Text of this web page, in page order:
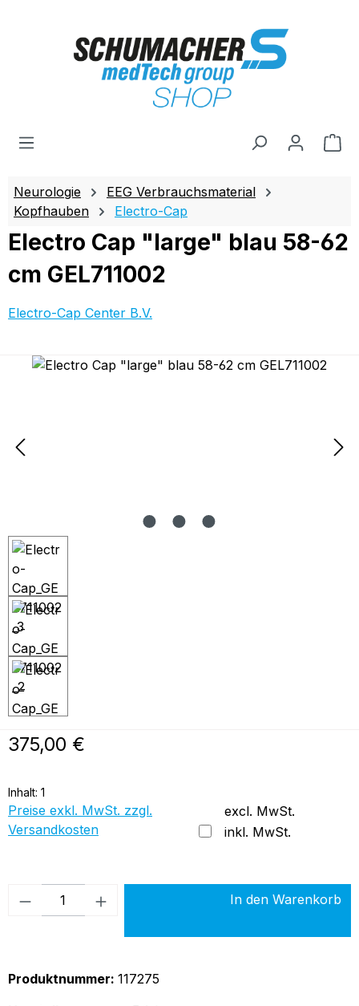
Neurologie
EEG Verbrauchsmaterial
Kopfhauben
Electro-Cap
Electro Cap "large" blau 58-62
cm GEL711002
Electro-Cap Center B.V.
Bildergalerie überspringen
Regulärer Preis:
375,00 €
Inhalt: 1
Preise exkl. MwSt. zzgl.
Versandkosten
excl. MwSt.
inkl. MwSt.
Produkt Anzahl: Gib den gewünschten
In den Warenkorb
Produktnummer: 117275